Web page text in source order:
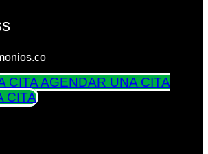
CITAAGENDAR UNA CITA
CITA